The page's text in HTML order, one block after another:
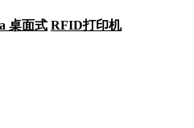
桌面式 RFID打印机